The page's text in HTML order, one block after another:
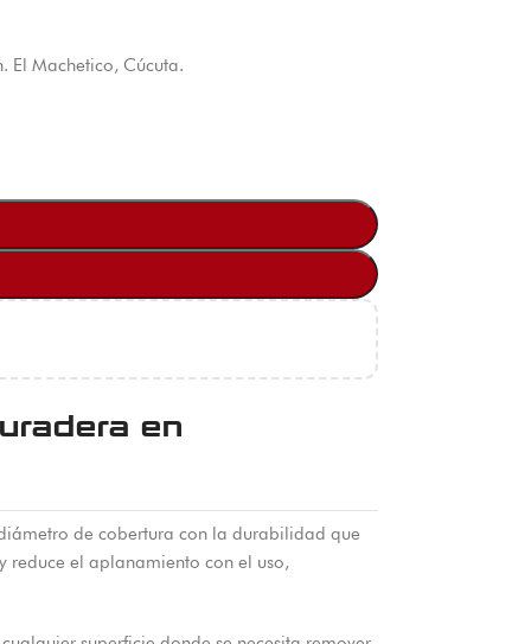
Machetico, Cúcuta.
en
de cobertura con la durabilidad que
reduce el aplanamiento con el uso,